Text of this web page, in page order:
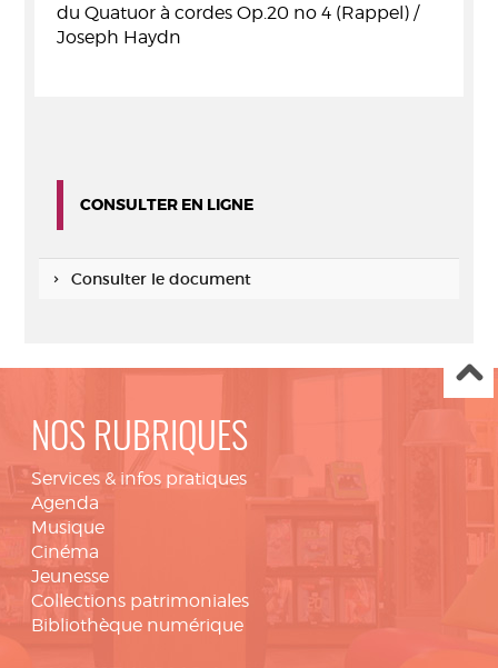
du Quatuor à cordes Op.20 no 4 (Rappel) /
Joseph Haydn
CONSULTER EN LIGNE
Consulter le document
NOS RUBRIQUES
Services & infos pratiques
Agenda
Musique
Cinéma
Jeunesse
Collections patrimoniales
Bibliothèque numérique